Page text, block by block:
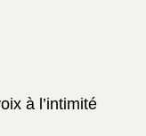
à l’intimité